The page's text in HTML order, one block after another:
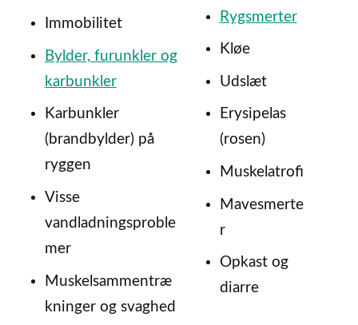
Immobilitet
Bylder, furunkler og
karbunkler
Karbunkler
(brandbylder) på
ryggen
Visse
vandladningsproble
mer
Muskelsammentræ
kninger og svaghed
Rygsmerter
Kløe
Udslæt
Erysipelas
(rosen)
Muskelatrofi
Mavesmerte
r
Opkast og
diarre